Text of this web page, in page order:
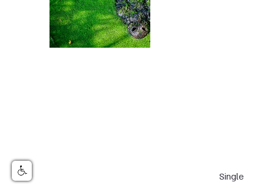
Single